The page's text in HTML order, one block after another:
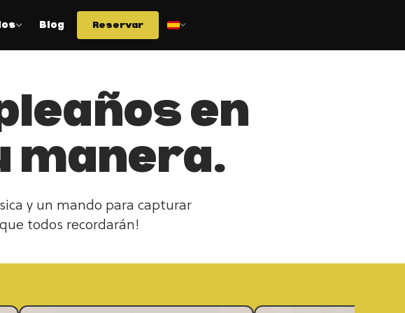
Blog Reservar
en
manera.
y un mando para capturar
todos recordarán!